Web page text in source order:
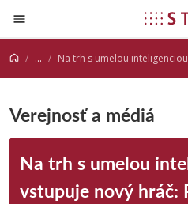
Prejsť na obsah
... Na trh s umelou inteligenciou vstupuje nový hráč:
Verejnosť a médiá
Na trh s umelou
vstupuje nový hráč: